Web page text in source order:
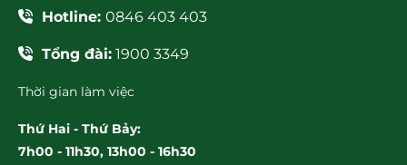
Hotline: 0846 403 403
Tổng đài: 1900 3349
Thời gian làm việc
Thứ Hai - Thứ Bảy:
7h00 - 11h30, 13h00 - 16h30